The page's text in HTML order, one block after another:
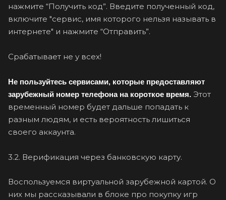
нажмите “Получить код”. Введите полученный код,
включите "сервис, имя которого нельзя называть в
интернете" и нажмите “Отправить”.
Срабатывает не у всех!
Не пользуйтесь сервисами, которые предоставляют
зарубежный номер телефона на короткое время. Этот
временный номер будет дальше попадать к
разным людям, и есть вероятность лишиться
своего аккаунта.
3.2. Верификация через банковскую карту.
Воспользуемся виртуальной зарубежной картой. О
них мы рассказывали в блоке про покупку игр